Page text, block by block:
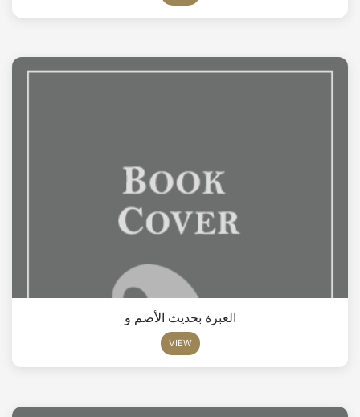
العبرة بحديث الأصم و
VIEW